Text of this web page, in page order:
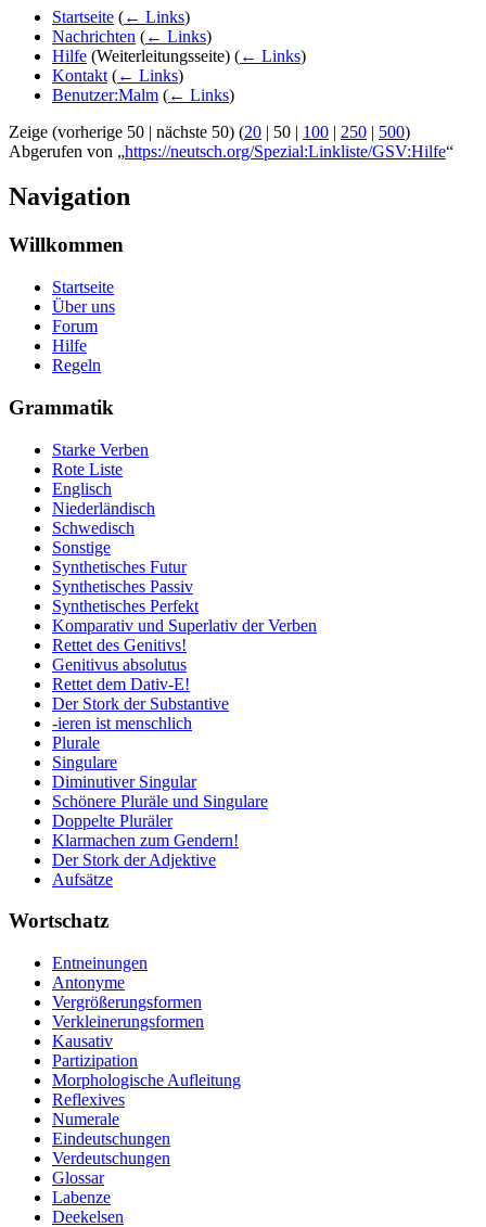
Startseite (← Links)
Nachrichten (← Links)
Hilfe (Weiterleitungsseite) (← Links)
Kontakt (← Links)
Benutzer:Malm (← Links)
Zeige (vorherige 50 | nächste 50) (20 | 50 | 100 | 250 | 500)
Abgerufen von „https://neutsch.org/Spezial:Linkliste/GSV:Hilfe“
Navigation
Willkommen
Startseite
Über uns
Forum
Hilfe
Regeln
Grammatik
Starke Verben
Rote Liste
Englisch
Niederländisch
Schwedisch
Sonstige
Synthetisches Futur
Synthetisches Passiv
Synthetisches Perfekt
Komparativ und Superlativ der Verben
Rettet des Genitivs!
Genitivus absolutus
Rettet dem Dativ-E!
Der Stork der Substantive
-ieren ist menschlich
Plurale
Singulare
Diminutiver Singular
Schönere Pluräle und Singulare
Doppelte Pluräler
Klarmachen zum Gendern!
Der Stork der Adjektive
Aufsätze
Wortschatz
Entneinungen
Antonyme
Vergrößerungsformen
Verkleinerungsformen
Kausativ
Partizipation
Morphologische Aufleitung
Reflexives
Numerale
Eindeutschungen
Verdeutschungen
Glossar
Labenze
Deekelsen